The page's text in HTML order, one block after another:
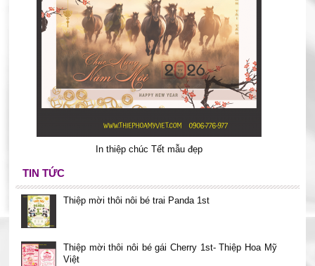
In thiệp chúc Tết mẫu đẹp
TIN TỨC
Thiệp mời thôi nôi bé trai Panda 1st
Thiệp mời thôi nôi bé gái Cherry 1st- Thiệp Hoa Mỹ
Việt